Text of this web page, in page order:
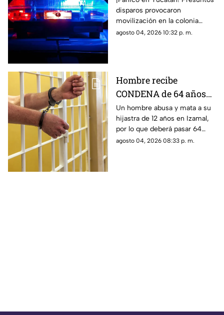
Mercedes Barrera; esto
se sabe
disparos provocaron
movilización en la colonia
Mercedes Barrera hoy 4 de
agosto 04, 2026 10:32 p. m.
Hombre recibe
CONDENA de 64 años
en prisión por hacer
vivir UN INFIERNO a
su hijastra; esto le hizo
Un hombre abusa y mata a su
hijastra de 12 años en Izamal,
por lo que deberá pasar 64
años de prisión tras ser
agosto 04, 2026 08:33 p. m.